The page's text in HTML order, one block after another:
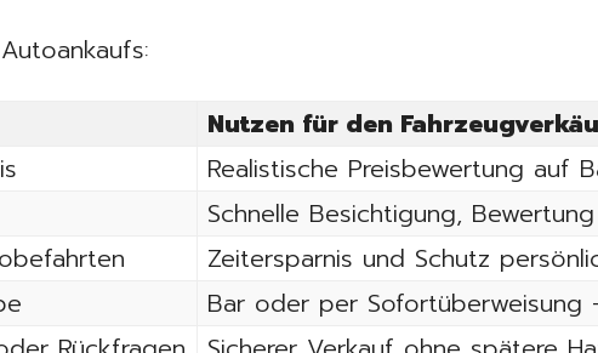
Nutzen für den
Realistische Preisbewertung auf
Schnelle Besichtigung,
Zeitersparnis und Schutz
Bar oder per Sofortüberweisung